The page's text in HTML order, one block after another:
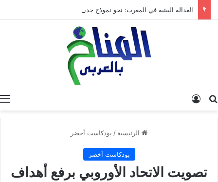
البحث عن
الرئيسية / بودكاست أخضر
بودكاست أخضر
تصويت الاتحاد الأوروبي برفع أهداف